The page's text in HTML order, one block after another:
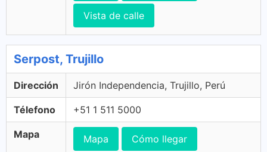
Vista de calle
Serpost, Trujillo
Dirección Jirón Independencia, Trujillo, Perú
Télefono +51 1 511 5000
Mapa Mapa Cómo llegar